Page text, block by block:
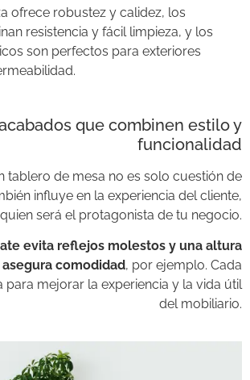
ofrece robustez y calidez, los
resistencia y fácil limpieza, y los
son perfectos para exteriores
que combinen estilo y
funcionalidad
tablero de mesa no es solo cuestión de
influye en la experiencia del cliente,
quien será el protagonista de tu negocio.
evita reflejos molestos y una altura
comodidad, por ejemplo. Cada
para mejorar la experiencia y la vida útil
del mobiliario.